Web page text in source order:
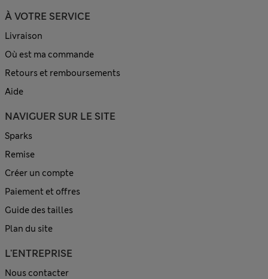
À VOTRE SERVICE
Livraison
Où est ma commande
Retours et remboursements
Aide
NAVIGUER SUR LE SITE
Sparks
Remise
Créer un compte
Paiement et offres
Guide des tailles
Plan du site
L'ENTREPRISE
Nous contacter